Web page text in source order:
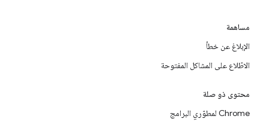
مساهمة
الإبلاغ عن خطأ
الاطّلاع على المشاكل المفتوحة
محتوى ذو صلة
Chrome لمطوّري البرامج